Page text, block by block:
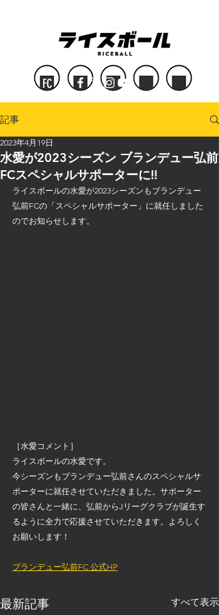
FC
記事
水愛が2023シーズン ブランデュー弘前
FCスペシャルサポーターに!!
2023年4月19日
ライスボールの水愛が2023シーズンもブランデュー
弘前FCの「スペシャルサポーター」に就任しました
のでお知らせします。
［水愛コメント］
ライスボールの水愛です。
今シーズンもブランデュー弘前さんのスペシャルサ
ポーターに就任させていただきました。サポーター
の皆さんと一緒に、弘前からJリーグクラブが誕生す
るように全力で応援させていただきます。よろしく
お願いします！
ブランデュー弘前FC 公式HP
最新記事 すべて表示